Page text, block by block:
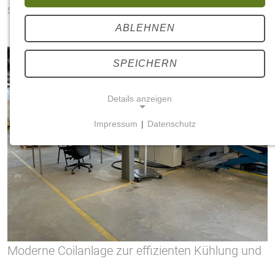
Startseite Neue Coilanlage in unserer Fertigung
Moderne Coilanlage zur effizienten Kühlung und
ABLEHNEN
SPEICHERN
Details anzeigen
Notwendige Cookies ermöglichen grundlegende
Funktionen und sind für die einwandfreie Funktion
der Website erforderlich.
Einverständnis-Cookie
cookie_consent
Impressum | Datenschutz